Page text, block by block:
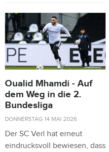
Oualid Mhamdi - Auf
dem Weg in die 2.
Bundesliga
DONNERSTAG 14 MAI 2026
Der SC Verl hat erneut
eindrucksvoll bewiesen, dass